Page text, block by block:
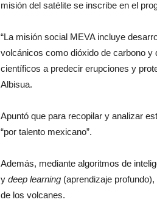
misión del satélite se inscribe en el
“La misión social MEVA incluye
volcánicos como dióxido de carbono y
científicos a predecir erupciones y
Albisua.
Apuntó que para recopilar y analizar
“por talento mexicano”.
Además, mediante algoritmos de
y deep learning (aprendizaje
de los volcanes.